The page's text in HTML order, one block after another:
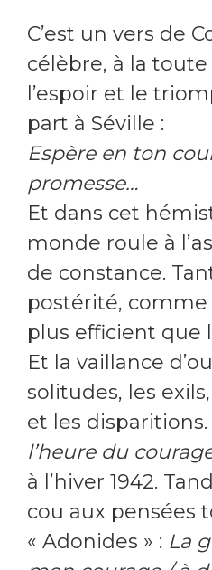
C’est un vers de
célèbre, à la
l’espoir et le
part à Séville :
Espère en ton
promesse…
Et dans cet
monde roule à
de constance.
postérité,
plus efficient que
Et la vaillance
solitudes, les
et les disparitions.
l’heure du
à l’hiver 1942.
cou aux pensées
« Adonides » : La